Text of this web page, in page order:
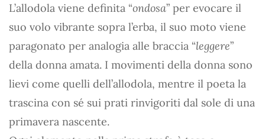
L’allodola viene definita “ondosa” per evocare il
suo volo vibrante sopra l’erba, il suo moto viene
paragonato per analogia alle braccia “leggere”
della donna amata. I movimenti della donna sono
lievi come quelli dell’allodola, mentre il poeta la
trascina con sé sui prati rinvigoriti dal sole di una
primavera nascente.